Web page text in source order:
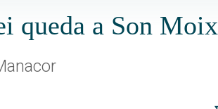
queda a Son Moix